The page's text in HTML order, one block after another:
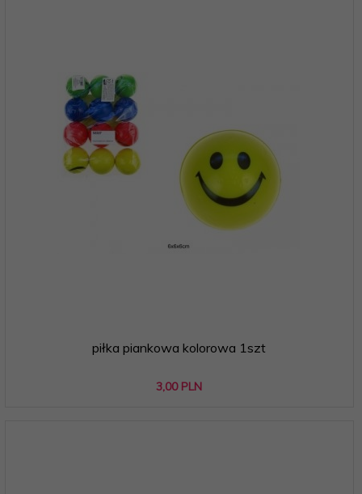
piłka piankowa kolorowa 1szt
3,00 PLN